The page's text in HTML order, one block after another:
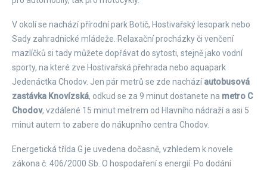
V okolí se nachází přírodní park Botič, Hostivařský lesopark nebo
Sady zahradnické mládeže. Relaxační procházky či venčení
mazlíčků si tady můžete dopřávat do sytosti, stejně jako vodní
sporty, na které zve Hostivařská přehrada nebo aquapark
Jedenáctka Chodov. Jen pár metrů se zde nacházíautobusová
zastávka Knovízská, odkud se za 9 minut dostanete na metro C
Chodov, vzdálené 15 minut metrem od Hlavního nádraží a asi 5
minut autem to zabere do nákupního centra Chodov.
Energetická třída G je uvedena dočasně, vzhledem k novele
zákona č. 406/2000 Sb. O hospodaření s energií. Po dodání